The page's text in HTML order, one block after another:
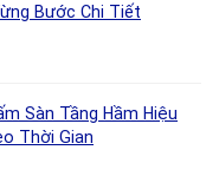
Bước Chi Tiết
Sàn Tầng Hầm Hiệu
Thời Gian